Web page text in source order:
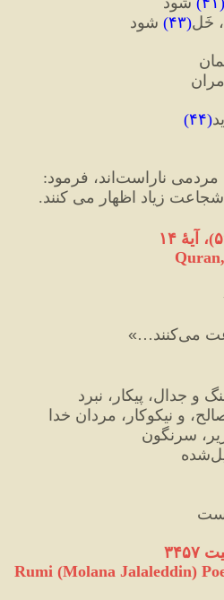
خَل(۴۳) شود
(۴۴)
ناراست‌اند، فرمود
:
زیاد اظهار می کنند.
)، آ یهٔ
»
نبرد
و نیکوکار، مردان خدا
سرنگون
Rumi (Molana Jalaleddin)